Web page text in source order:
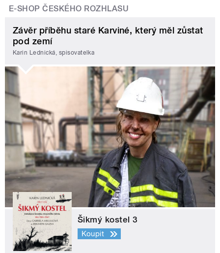
E-SHOP ČESKÉHO ROZHLASU
Závěr příběhu staré Karviné, který měl zůstat
pod zemí
Karin Lednická, spisovatelka
Šikmý kostel 3
Koupit